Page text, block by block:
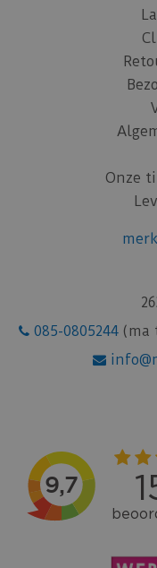
Onze
085-0805244 (ma